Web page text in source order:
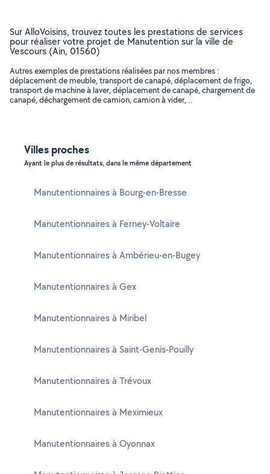
Sur AlloVoisins, trouvez toutes les prestations de services
pour réaliser votre projet de Manutention sur la ville de
Vescours (Ain, 01560)
Autres exemples de prestations réalisées par nos membres :
déplacement de meuble, transport de canapé, déplacement de frigo,
transport de machine à laver, déplacement de canapé, chargement de
canapé, déchargement de camion, camion à vider, ..
Villes proches
Ayant le plus de résultats, dans le même département
Manutentionnaires à Bourg-en-Bresse
Manutentionnaires à Ferney-Voltaire
Manutentionnaires à Ambérieu-en-Bugey
Manutentionnaires à Gex
Manutentionnaires à Miribel
Manutentionnaires à Saint-Genis-Pouilly
Manutentionnaires à Trévoux
Manutentionnaires à Meximieux
Manutentionnaires à Oyonnax